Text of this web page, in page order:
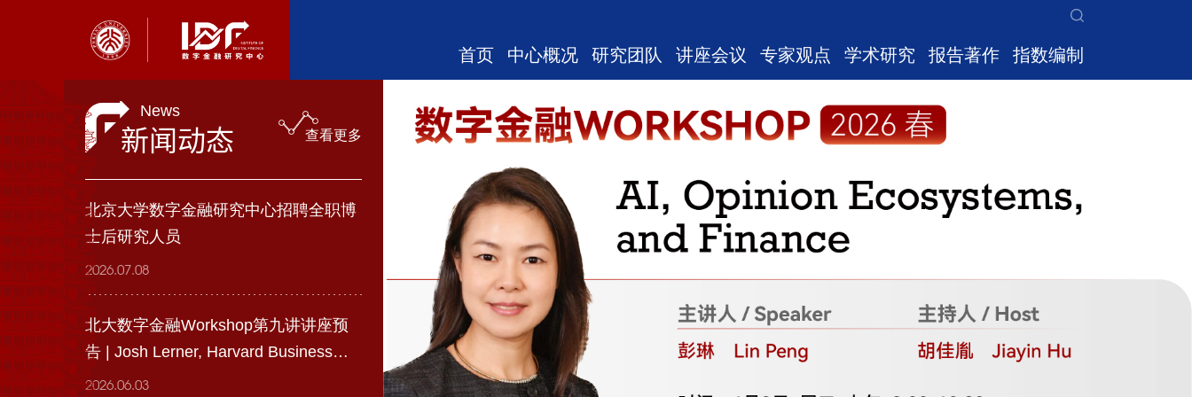
首页 中心概况 研究团队 讲座会议 专家观点 学术研究 报告著作 指数编制
News
新闻动态 查看更多
北京大学数字金融研究中心招聘全职博
士后研究人员
2026.07.08
北大数字金融Workshop第九讲讲座预
告 | Josh Lerner, Harvard Business
School
2026.06.03